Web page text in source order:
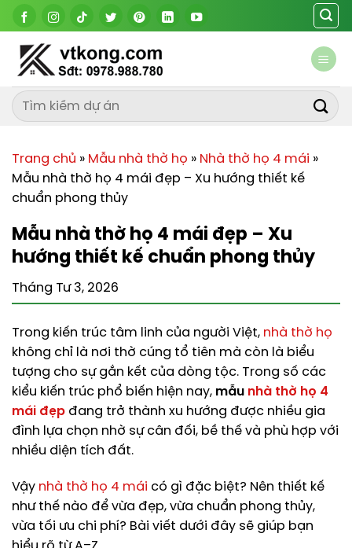
Chuyển
đến
dung
Trang chủ » Mẫu nhà thờ họ » Nhà thờ họ 4 mái »
Mẫu nhà thờ họ 4 mái đẹp – Xu hướng thiết kế
chuẩn phong thủy
Mẫu nhà thờ họ 4 mái đẹp – Xu
hướng thiết kế chuẩn phong thủy
Tháng Tư 3, 2026
Trong kiến trúc tâm linh của người Việt, nhà thờ họ
không chỉ là nơi thờ cúng tổ tiên mà còn là biểu
tượng cho sự gắn kết của dòng tộc. Trong số các
kiểu kiến trúc phổ biến hiện nay, mẫu nhà thờ họ 4
mái đẹp đang trở thành xu hướng được nhiều gia
đình lựa chọn nhờ sự cân đối, bề thế và phù hợp với
nhiều diện tích đất.
Vậy nhà thờ họ 4 mái có gì đặc biệt? Nên thiết kế
như thế nào để vừa đẹp, vừa chuẩn phong thủy,
vừa tối ưu chi phí? Bài viết dưới đây sẽ giúp bạn